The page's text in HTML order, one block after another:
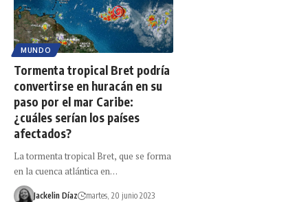
MUNDO
Tormenta tropical Bret podría
convertirse en huracán en su
paso por el mar Caribe:
¿cuáles serían los países
afectados?
La tormenta tropical Bret, que se forma
en la cuenca atlántica en…
Jackelin Díaz martes, 20 junio 2023